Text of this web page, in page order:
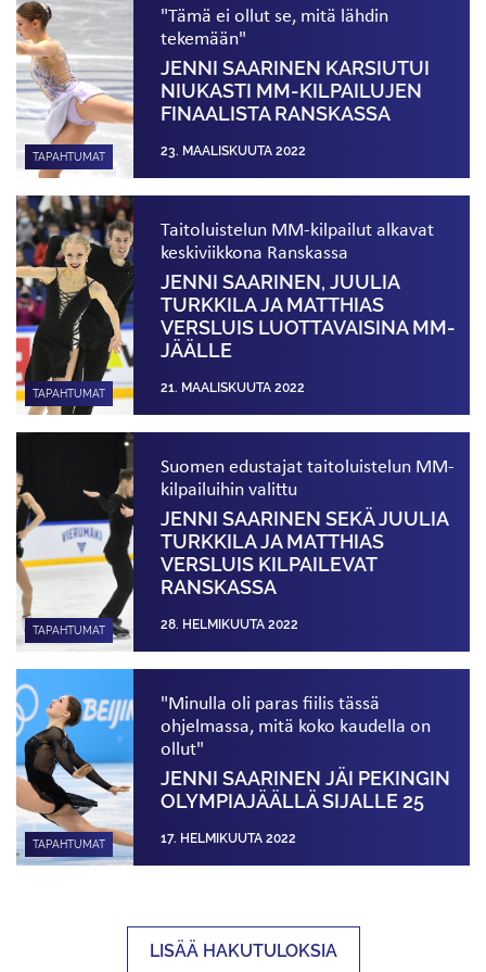
TAPAHTUMAT
"Tämä ei ollut se, mitä lähdin
tekemään"
JENNI SAARINEN KARSIUTUI
NIUKASTI MM-KILPAILUJEN
FINAALISTA RANSKASSA
23. MAALISKUUTA 2022
TAPAHTUMAT
Taitoluistelun MM-kilpailut alkavat
keskiviikkona Ranskassa
JENNI SAARINEN, JUULIA
TURKKILA JA MATTHIAS
VERSLUIS LUOTTAVAISINA MM-
JÄÄLLE
21. MAALISKUUTA 2022
TAPAHTUMAT
Suomen edustajat taitoluistelun MM-
kilpailuihin valittu
JENNI SAARINEN SEKÄ JUULIA
TURKKILA JA MATTHIAS
VERSLUIS KILPAILEVAT
RANSKASSA
28. HELMIKUUTA 2022
TAPAHTUMAT
"Minulla oli paras fiilis tässä
ohjelmassa, mitä koko kaudella on
ollut"
JENNI SAARINEN JÄI PEKINGIN
OLYMPIAJÄÄLLÄ SIJALLE 25
17. HELMIKUUTA 2022
LISÄÄ HAKUTULOKSIA